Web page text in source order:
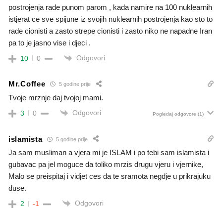
postrojenja rade punom parom , kada namire na 100 nuklearnih
istjerat ce sve spijune iz svojih nuklearnih postrojenja kao sto to
rade cionisti a zasto strepe cionisti i zasto niko ne napadne Iran
pa to je jasno vise i djeci .
10 0 Odgovori
Mr.Coffee 5 godine prije
Tvoje mrznje daj tvojoj mami.
3 0 Odgovori Pogledaj odgovore (1)
islamista 5 godine prije
Ja sam musliman a vjera mi je ISLAM i po tebi sam islamista i
gubavac pa jel moguce da toliko mrzis drugu vjeru i vjernike,
Malo se preispitaj i vidjet ces da te sramota negdje u prikrajuku
duse.
2 -1 Odgovori